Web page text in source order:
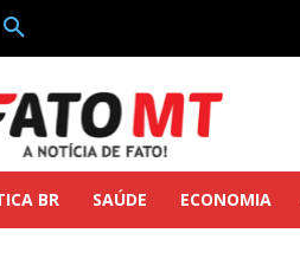
BR SAÚDE ECONOMIA